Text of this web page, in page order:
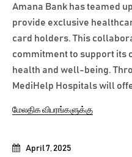
April 7, 2025
Amana Bank has teamed
provide exclusive
card holders. This
commitment to support its
health and well-being.
MediHelp Hospitals will
மேலதிக விபரங்களுக்கு